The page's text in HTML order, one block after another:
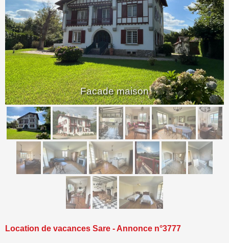
Facade maison
< >
Location de vacances Sare - Annonce n°3777